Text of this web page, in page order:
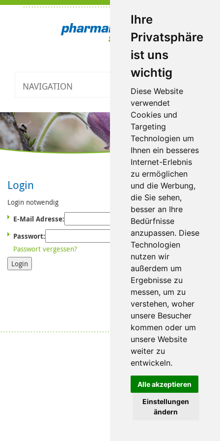
Ihre
Privatsphäre
ist uns
wichtig
Diese Website
verwendet
Cookies und
Targeting
Technologien um
Ihnen ein besseres
Internet-Erlebnis
zu ermöglichen
und die Werbung,
die Sie sehen,
besser an Ihre
Bedürfnisse
anzupassen. Diese
Technologien
nutzen wir
außerdem um
Ergebnisse zu
messen, um zu
verstehen, woher
unsere Besucher
kommen oder um
unsere Website
weiter zu
entwickeln.
Alle akzeptieren
Einstellungen
ändern
NAVIGATION
Login
Login notwendig
E-Mail Adresse:
Passwort:
Passwort vergessen?
Login
Datenschutz|Impressum